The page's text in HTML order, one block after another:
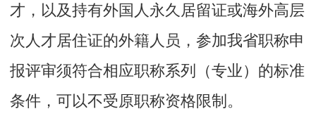
才，以及持有外国人永久居留证或海外高层
次人才居住证的外籍人员，参加我省职称申
报评审须符合相应职称系列（专业）的标准
条件，可以不受原职称资格限制。